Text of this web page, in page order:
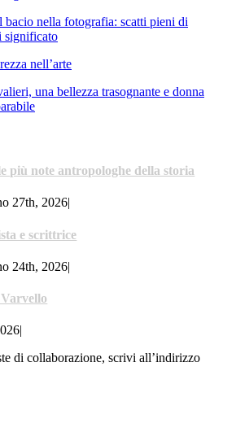
bacio nella fotografia: scatti pieni di
significato
nell’arte
una bellezza trasognante e donna
più note antropologhe della storia
27th, 2026|
e scrittrice
24th, 2026|
di collaborazione, scrivi all’indirizzo